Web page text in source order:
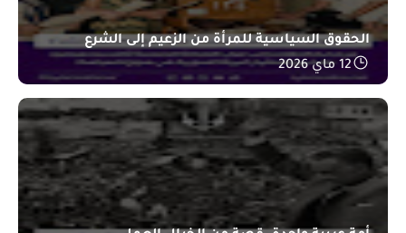
الحقوق السياسية للمرأة من الزعيم إلى الشرع
12 ماي 2026